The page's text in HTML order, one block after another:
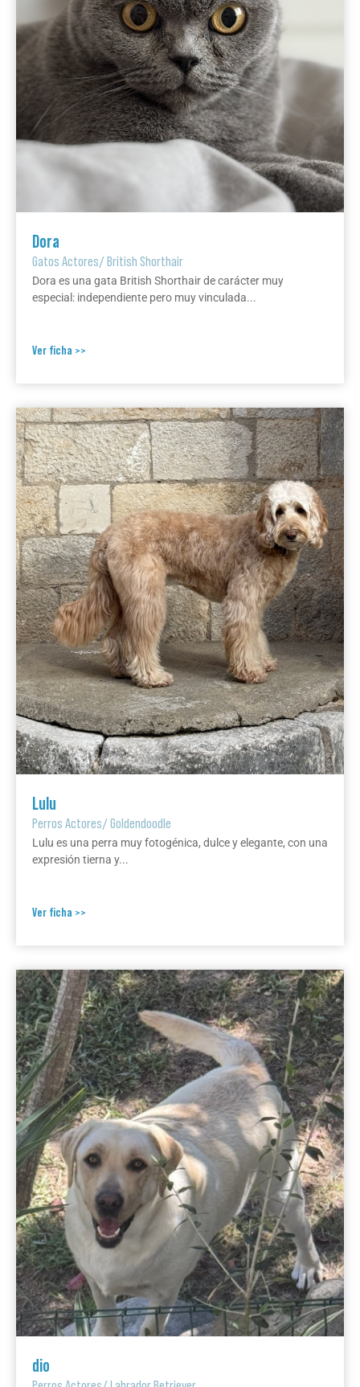
Dora
Gatos Actores/British Shorthair
Dora es una gata British Shorthair de carácter muy
especial: independiente pero muy vinculada...
Ver ficha >>
Lulu
Perros Actores/Goldendoodle
Lulu es una perra muy fotogénica, dulce y elegante, con una
expresión tierna y...
Ver ficha >>
dio